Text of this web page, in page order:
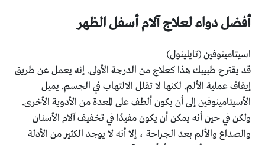
أفضل دواء لعلاج آلام أسفل الظهر
اسيتامينوفين (تايلينول)
قد يقترح طبيبك هذا كعلاج من الدرجة الأولى. إنه يعمل عن طريق
إيقاف عملية الألم. لكنها لا تقلل الالتهاب في الجسم. يميل
الأسيتامينوفين إلى أن يكون ألطف على المعدة من الأدوية الأخرى.
ولكن في حين أنه يمكن أن يكون مفيدًا في تخفيف آلام الأسنان
والصداع والألم بعد الجراحة ، إلا أنه لا يوجد الكثير من الأدلة